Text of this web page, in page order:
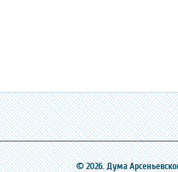
© 2026. Дума